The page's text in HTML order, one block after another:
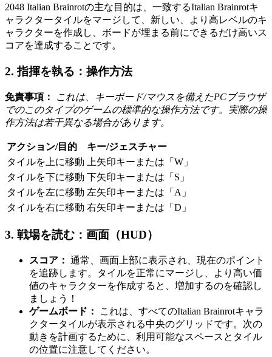
2048 Italian Brainrotの主な目的は、一致するItalian Brainrotキ
ャラクタータイルをマージして、新しい、より高レベルのキ
ャラクターを作成し、ボードが埋まる前にできるだけ高いス
コアを達成することです。
2. 指揮を執る：操作方法
免責事項：
これは、キーボード/マウスを備えたPCブラウザ
でのこのタイプのゲームの標準的な操作方法です。実際の操
作方法は若干異なる場合があります。
アクション/目的
キー/ジェスチャー
タイルを上に移動
上矢印キーまたは「W」
タイルを下に移動 下矢印キーまたは「S」
タイルを左に移動 左矢印キーまたは「A」
タイルを右に移動 右矢印キーまたは「D」
3. 戦場を読む：画面（HUD）
スコア： 通常、画面上部に表示され、現在のポイント
を追跡します。タイルを正常にマージし、より高い価
値のキャラクターを作成すると、増加するのを確認し
ましょう！
ゲームボード：
これは、すべてのItalian Brainrotキャラ
クタータイルが表示される中央のグリッドです。次の
動きを計画するために、利用可能なスペースとタイル
の位置に注意してください。